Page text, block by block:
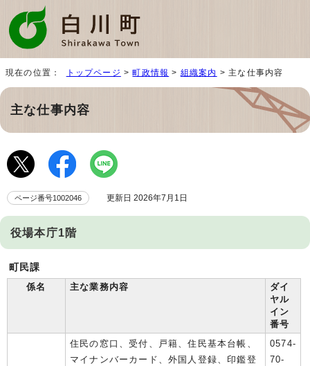
現在の位置： トップページ >町政情報 > 組織案内 > 主な仕事内容
主な仕事内容
ページ番号1002046 更新日 2026年7月1日
役場本庁1階
町民課
係名
主な業務内容
ダイ
ヤル
イン
番号
住民の窓口、受付、戸籍、住民基本台帳、
マイナンバーカード、外国人登録、印鑑登
0574-
70-